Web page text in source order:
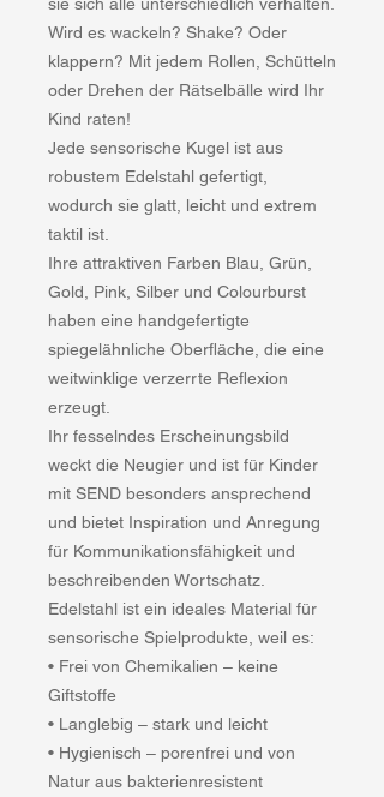
Wird es wackeln? Shake? Oder
klappern? Mit jedem Rollen, Schütteln
oder Drehen der Rätselbälle wird Ihr
Kind raten!
Jede sensorische Kugel ist aus
robustem Edelstahl gefertigt,
wodurch sie glatt, leicht und extrem
taktil ist.
Ihre attraktiven Farben Blau, Grün,
Gold, Pink, Silber und Colourburst
haben eine handgefertigte
spiegelähnliche Oberfläche, die eine
weitwinklige verzerrte Reflexion
erzeugt.
Ihr fesselndes Erscheinungsbild
weckt die Neugier und ist für Kinder
mit SEND besonders ansprechend
und bietet Inspiration und Anregung
für Kommunikationsfähigkeit und
beschreibenden Wortschatz.
Edelstahl ist ein ideales Material für
sensorische Spielprodukte, weil es:
• Frei von Chemikalien – keine
Giftstoffe
• Langlebig – stark und leicht
• Hygienisch – porenfrei und von
Natur aus bakterienresistent